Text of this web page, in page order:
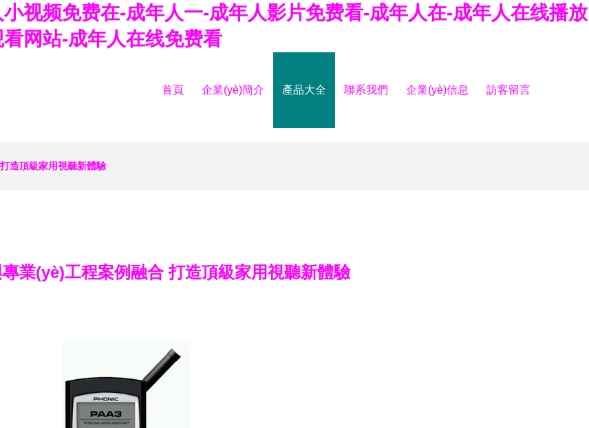
视频免费在-成年人一-成年人影片免费看-成年人在-成年人在线播放
网站-成年人在线免费看
首頁 企業(yè)簡介 產品大全 聯系我們 企業(yè)信息 訪客留言
造頂級家用視聽新體驗
業(yè)工程案例融合 打造頂級家用視聽新體驗